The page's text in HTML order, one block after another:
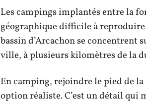
Les campings implantés entre la
géographique difficile à
bassin d’Arcachon se concentrent
ville, à plusieurs kilomètres de la
En camping, rejoindre le pied de
option réaliste. C’est un détail qui